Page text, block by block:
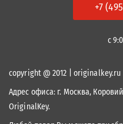
+7
с
copyright @ 2012 | originalkey.ru
Адрес офиса: г. Москва,
OriginalKey.